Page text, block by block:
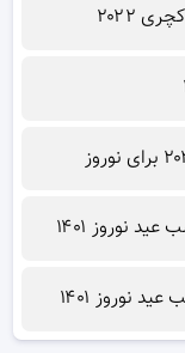
۲۰۲۲
نوروز ۱۴۰۱